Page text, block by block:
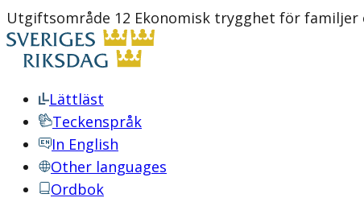
Utgiftsområde 12 Ekonomisk trygghet för familjer
Lättläst
Teckenspråk
In English
Other languages
Ordbok